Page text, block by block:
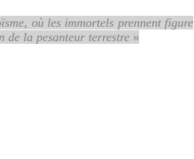
où les immortels prennent figure
de la pesanteur terrestre »